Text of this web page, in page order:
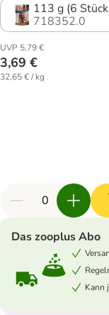
113 g (6
718352.0
UVP 5,79 €
3,69 €
32,65 € / kg
Das zooplus Abo
Kann